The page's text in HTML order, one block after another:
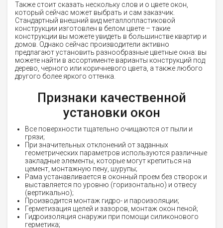
Также стоит сказать нескольку слов и о цвете окон,
который сейчас может выбрать и сам заказчик.
Стандартный внешний вид металлопластиковой
конструкции изготовлен в белом цвете – такие
конструкции вы можете увидеть в большинстве квартир и
домов. Однако сейчас производители активно
предлагают установить разнообразные цветные окна: вы
можете найти в ассортименте варианты конструкций под
дерево, черного или коричневого цвета, а также любого
другого более яркого оттенка.
Признаки качественной
установки окон
Все поверхности тщательно очищаются от пыли и
грязи;
При значительных отклонений от заданных
геометрических параметров используются различные
закладные элементы, которые могут крепиться на
цемент, монтажную пену, шурупы;
Рама устанавливается в оконный проем без створок и
выставляется по уровню (горизонтально) и отвесу
(вертикально);
Производится монтаж гидро- и пароизоляции;
Герметизация щелей и зазоров, монтаж окон пеной;
Гидроизоляция снаружи при помощи силиконового
герметика;